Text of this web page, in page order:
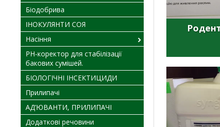
Біодобрива
ІНОКУЛЯНТИ СОЯ
Насіння
PH-коректор для стабілізації
бакових сумішей.
БІОЛОГІЧНІ ІНСЕКТИЦИДИ
Прилипачі
АД’ЮВАНТИ, ПРИЛИПАЧІ
Додаткові речовини